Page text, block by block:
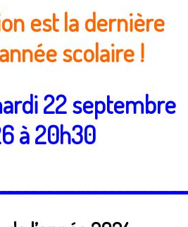
est la dernière
scolaire !
22 septembre
à 20h30